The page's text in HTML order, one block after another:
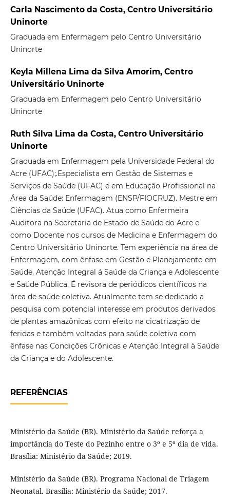
Carla Nascimento da Costa, Centro Universitário
Uninorte
Graduada em Enfermagem pelo Centro Universitário
Uninorte
Keyla Millena Lima da Silva Amorim, Centro
Universitário Uninorte
Graduada em Enfermagem pelo Centro Universitário
Uninorte
Ruth Silva Lima da Costa, Centro Universitário
Uninorte
Graduada em Enfermagem pela Universidade Federal do
Acre (UFAC);.Especialista em Gestão de Sistemas e
Serviços de Saúde (UFAC) e em Educação Profissional na
Área da Saúde: Enfermagem (ENSP/FIOCRUZ). Mestre em
Ciências da Saúde (UFAC). Atua como Enfermeira
Auditora na Secretaria de Estado de Saúde do Acre e
como Docente nos cursos de Medicina e Enfermagem do
Centro Universitário Uninorte. Tem experiência na área de
Enfermagem, com ênfase em Gestão e Planejamento em
Saúde, Atenção Integral á Saúde da Criança e Adolescente
e Saúde Pública. É revisora de periódicos científicos na
área de saúde coletiva. Atualmente tem se dedicado a
pesquisa com potencial interesse em produtos derivados
de plantas amazônicas com efeito na cicatrização de
feridas e também voltadas para saúde coletiva com
ênfase nas Condições Crônicas e Atenção Integral à Saúde
da Criança e do Adolescente.
REFERÊNCIAS
Ministério da Saúde (BR). Ministério da Saúde reforça a
importância do Teste do Pezinho entre o 3º e 5º dia de vida.
Brasília: Ministério da Saúde; 2019.
Ministério da Saúde (BR). Programa Nacional de Triagem
Neonatal. Brasília: Ministério da Saúde; 2017.